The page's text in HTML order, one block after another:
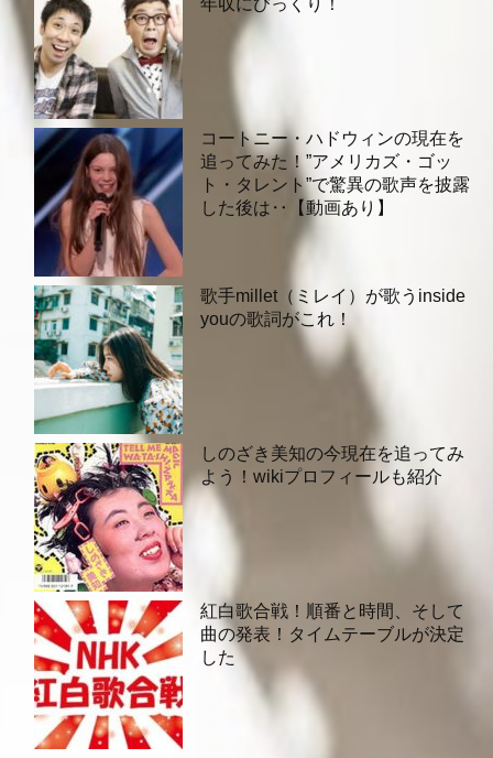
年収にびっくり！
コートニー・ハドウィンの現在を
追ってみた！”アメリカズ・ゴッ
ト・タレント”で驚異の歌声を披露
した後は‥【動画あり】
歌手millet（ミレイ）が歌うinside
youの歌詞がこれ！
しのざき美知の今現在を追ってみ
よう！wikiプロフィールも紹介
紅白歌合戦！順番と時間、そして
曲の発表！タイムテーブルが決定
した